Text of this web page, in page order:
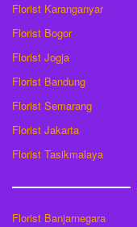
Florist Karanganyar
Florist Bogor
Florist Jogja
Florist Bandung
Florist Semarang
Florist Jakarta
Florist Tasikmalaya
Florist Banjarnegara